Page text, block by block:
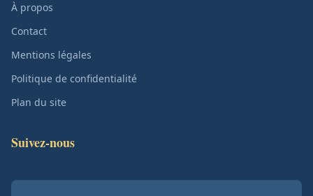
À propos
Contact
Mentions légales
Politique de confidentialité
Plan du site
Suivez-nous